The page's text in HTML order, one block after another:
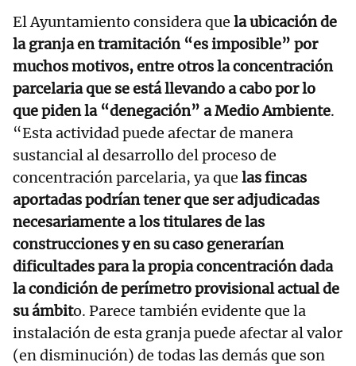
El Ayuntamiento considera que la ubicación de
la granja en tramitación “es imposible” por
muchos motivos, entre otros la concentración
parcelaria que se está llevando a cabo por lo
que piden la “denegación” a Medio Ambiente.
“Esta actividad puede afectar de manera
sustancial al desarrollo del proceso de
concentración parcelaria, ya que las fincas
aportadas podrían tener que ser adjudicadas
necesariamente a los titulares de las
construcciones y en su caso generarían
dificultades para la propia concentración dada
la condición de perímetro provisional actual de
su ámbito. Parece también evidente que la
instalación de esta granja puede afectar al valor
(en disminución) de todas las demás que son